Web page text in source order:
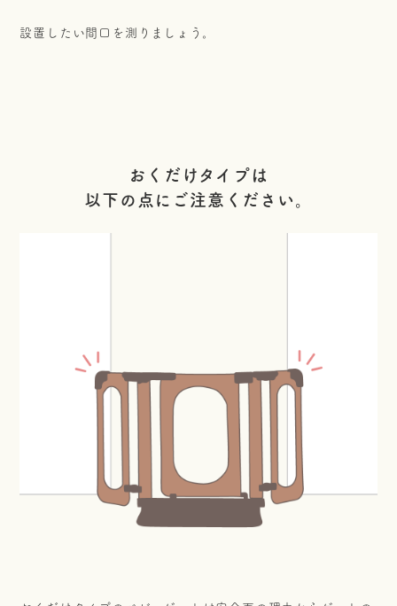
設置したい間口を測りましょう。
おくだけタイプは
以下の点にご注意ください。